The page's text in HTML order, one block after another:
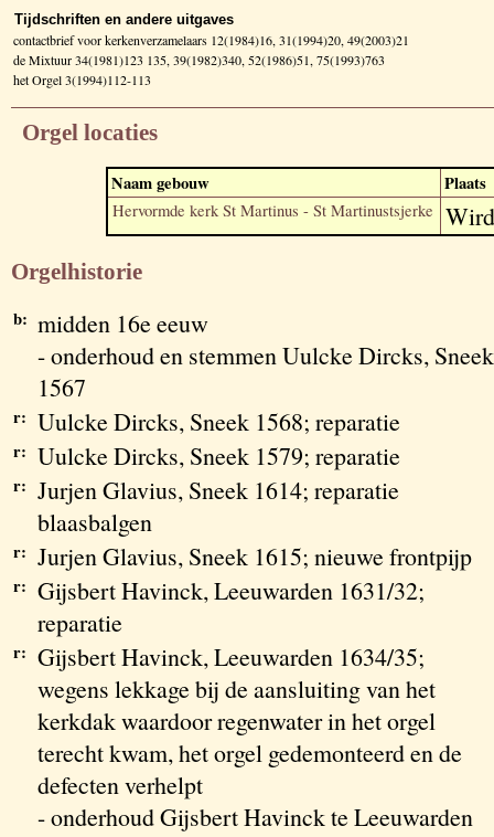
Tijdschriften en andere uitgaves
contactbrief voor kerkenverzamelaars 12(1984)16, 31(1994)20, 49(2003)21
de Mixtuur 34(1981)123 135, 39(1982)340, 52(1986)51, 75(1993)763
het Orgel 3(1994)112-113
Orgel locaties
Naam gebouw Plaats
Hervormde kerk St Martinus - St Martinustsjerke
Orgelhistorie
b: midden 16e eeuw
- onderhoud en stemmen Uulcke Dircks, Sneek
1567
r: Uulcke Dircks, Sneek 1568; reparatie
r: Uulcke Dircks, Sneek 1579; reparatie
r: Jurjen Glavius, Sneek 1614; reparatie
blaasbalgen
r: Jurjen Glavius, Sneek 1615; nieuwe frontpijp
r: Gijsbert Havinck, Leeuwarden 1631/32;
reparatie
r: Gijsbert Havinck, Leeuwarden 1634/35;
wegens lekkage bij de aansluiting van het
kerkdak waardoor regenwater in het orgel
terecht kwam, het orgel gedemonteerd en de
defecten verhelpt
- onderhoud Gijsbert Havinck te Leeuwarden